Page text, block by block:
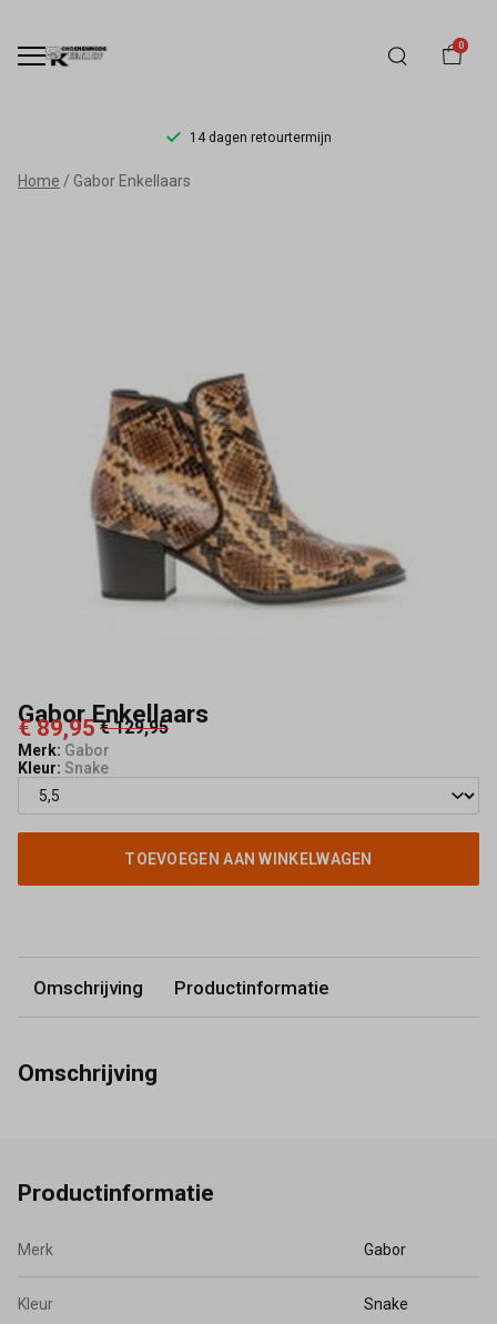
0
14 dagen retourtermijn
Gabor
Home Gabor Enkellaars
Gabor Enkellaars
€ 89,95 € 129,95
Merk: Gabor
Kleur: Snake
TOEVOEGEN AAN WINKELWAGEN
Omschrijving Productinformatie
Omschrijving
Productinformatie
Merk Gabor
Kleur Snake